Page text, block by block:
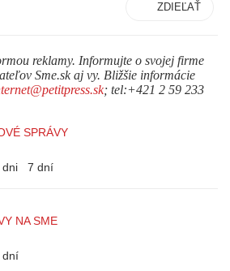
ZDIEĽAŤ
reklamy. Informujte o svojej firme
Sme.sk aj vy. Bližšie informácie
; tel:+421 2 59 233
SPRÁVY
dni 7 dní
NA SME
dní